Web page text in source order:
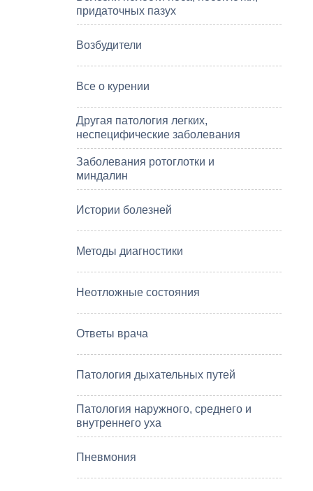
придаточных пазух
Возбудители
Все о курении
Другая патология легких,
неспецифические заболевания
Заболевания ротоглотки и
миндалин
Истории болезней
Методы диагностики
Неотложные состояния
Ответы врача
Патология дыхательных путей
Патология наружного, среднего и
внутреннего уха
Пневмония